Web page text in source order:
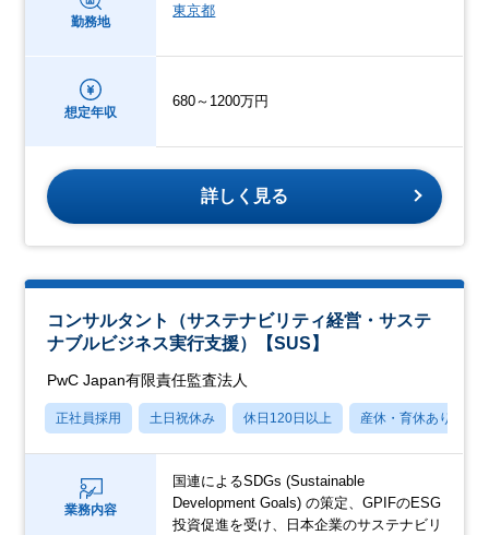
勤務地
東京都
想定年収
680～1200万円
詳しく見る
コンサルタント（サステナビリティ経営・サステ
ナブルビジネス実行支援）【SUS】
PwC Japan有限責任監査法人
正社員採用 土日祝休み 休日120日以上 産休・育休あり
業務内容
国連によるSDGs (Sustainable
Development Goals) の策定、GPIFのESG
投資促進を受け、日本企業のサステナビリ